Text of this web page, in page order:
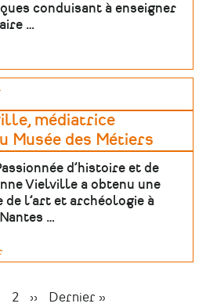
conduisant à enseigner
…
médiatrice
Musée des Métiers
d’histoire et de
Vielville a obtenu une
de l’art et archéologie à
…
Page
2
Page
››
Dernière
Dernier »